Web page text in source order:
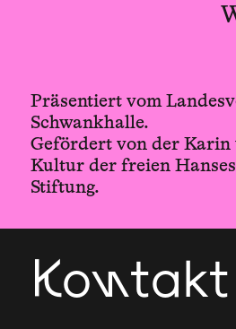
Präsentiert vom
Schwankhalle.
Gefördert von der Karin
Kultur der freien
Stiftung.
Kontakt